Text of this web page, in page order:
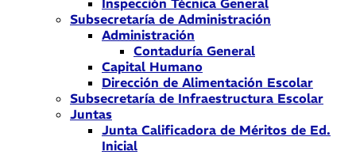
Inspección Técnica General
Subsecretaría de Administración
Administración
Contaduría General
Capital Humano
Dirección de Alimentación Escolar
Subsecretaría de Infraestructura Escolar
Juntas
Junta Calificadora de Méritos de Ed.
Inicial